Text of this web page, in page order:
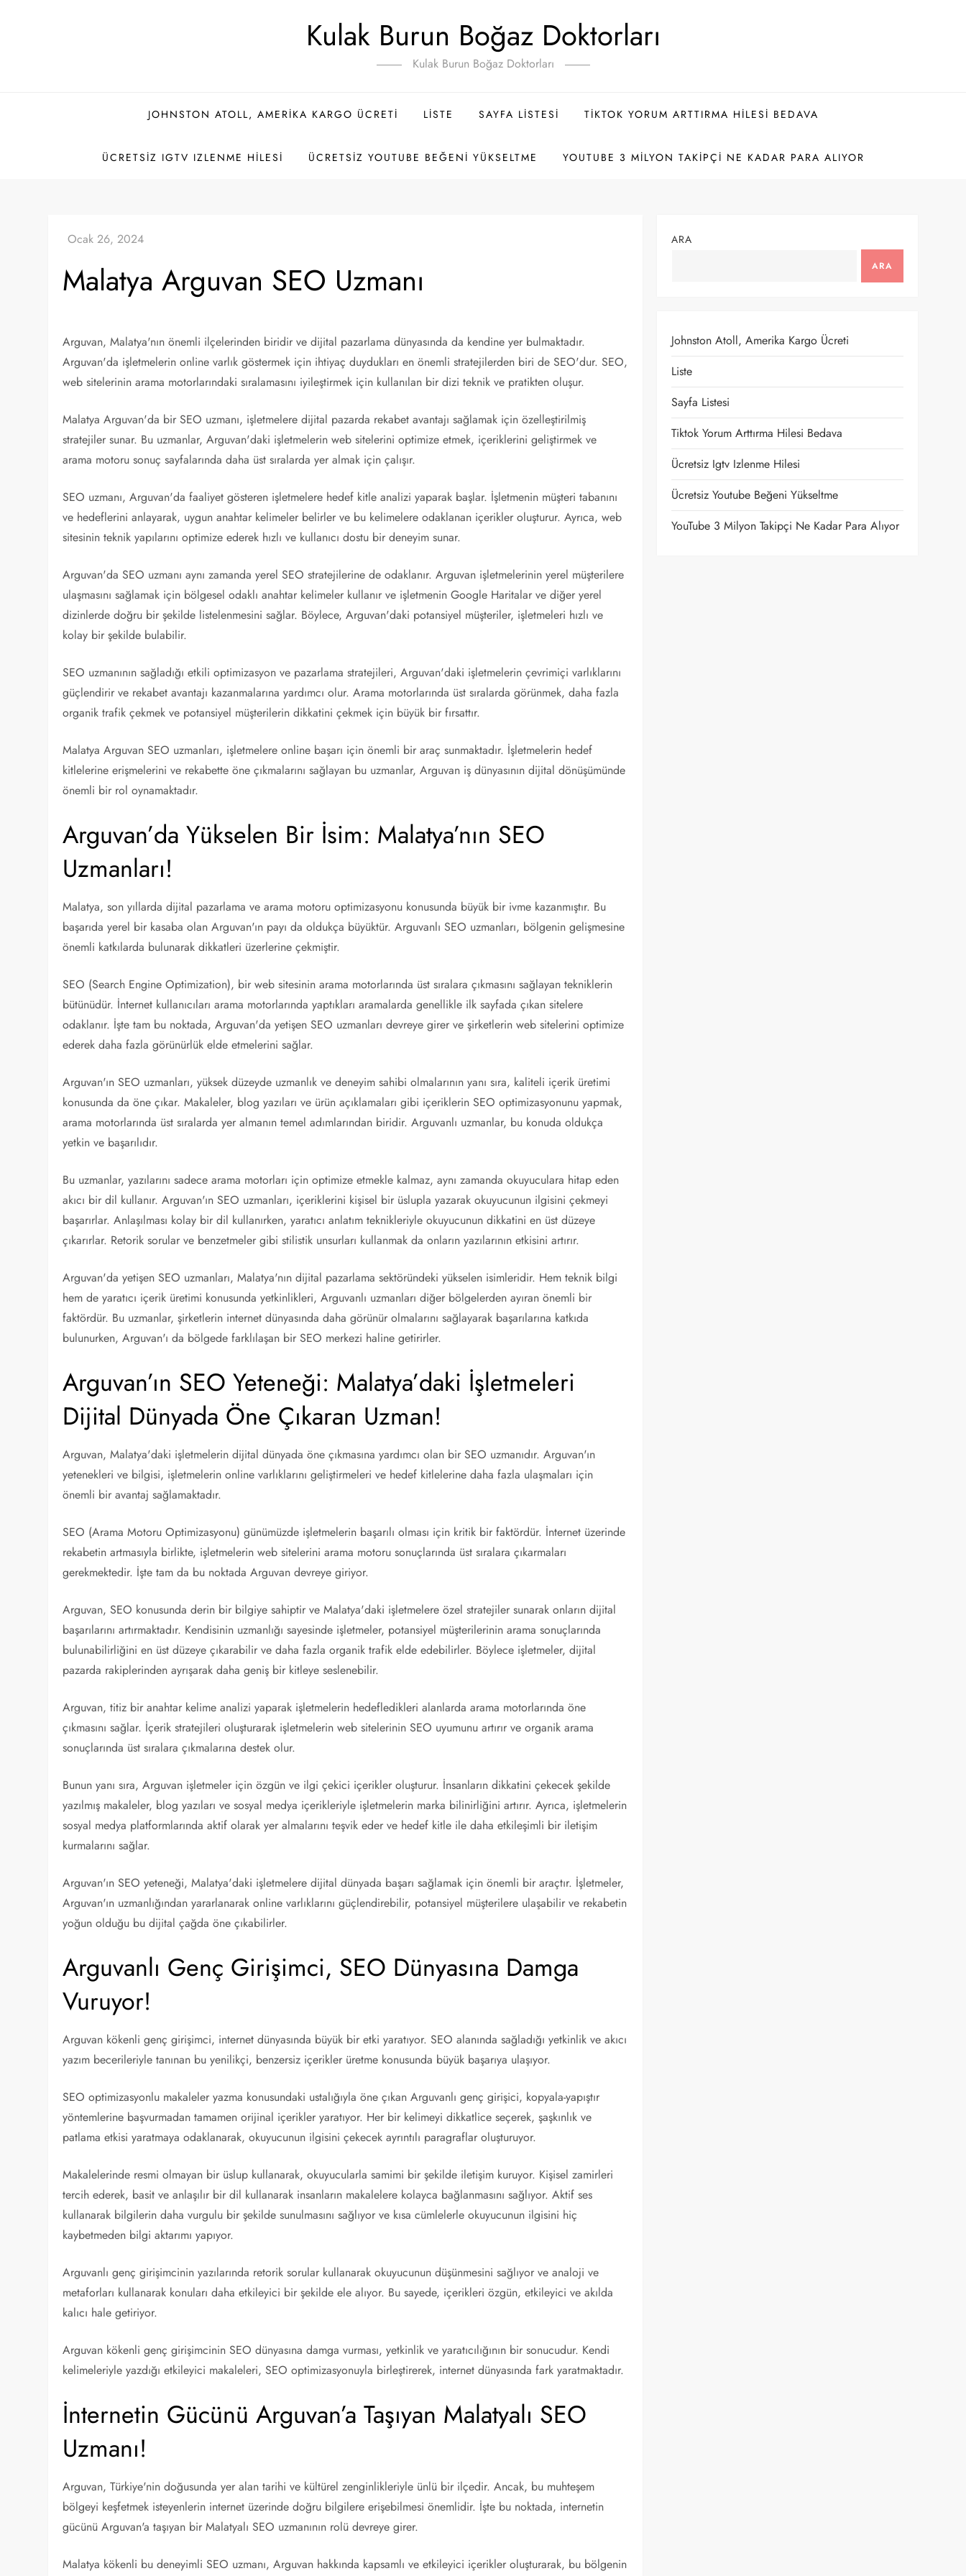
Kulak Burun Boğaz Doktorları
Kulak Burun Boğaz Doktorları
JOHNSTON ATOLL, AMERIKA KARGO ÜCRETI LISTE SAYFA LISTESI TIKTOK YORUM ARTTIRMA HILESI BEDAVA
ÜCRETSIZ IGTV IZLENME HILESI ÜCRETSIZ YOUTUBE BEĞENI YÜKSELTME YOUTUBE 3 MILYON TAKIPÇI NE KADAR PARA ALIYOR
Malatya Arguvan SEO Uzmanı
Arguvan, Malatya'nın önemli ilçelerinden biridir ve dijital pazarlama dünyasında da kendine yer bulmaktadır.
Arguvan'da işletmelerin online varlık göstermek için ihtiyaç duydukları en önemli stratejilerden biri de SEO'dur. SEO,
web sitelerinin arama motorlarındaki sıralamasını iyileştirmek için kullanılan bir dizi teknik ve pratikten oluşur.
Malatya Arguvan'da bir SEO uzmanı, işletmelere dijital pazarda rekabet avantajı sağlamak için özelleştirilmiş
stratejiler sunar. Bu uzmanlar, Arguvan'daki işletmelerin web sitelerini optimize etmek, içeriklerini geliştirmek ve
arama motoru sonuç sayfalarında daha üst sıralarda yer almak için çalışır.
SEO uzmanı, Arguvan'da faaliyet gösteren işletmelere hedef kitle analizi yaparak başlar. İşletmenin müşteri tabanını
ve hedeflerini anlayarak, uygun anahtar kelimeler belirler ve bu kelimelere odaklanan içerikler oluşturur. Ayrıca, web
sitesinin teknik yapılarını optimize ederek hızlı ve kullanıcı dostu bir deneyim sunar.
Arguvan'da SEO uzmanı aynı zamanda yerel SEO stratejilerine de odaklanır. Arguvan işletmelerinin yerel müşterilere
ulaşmasını sağlamak için bölgesel odaklı anahtar kelimeler kullanır ve işletmenin Google Haritalar ve diğer yerel
dizinlerde doğru bir şekilde listelenmesini sağlar. Böylece, Arguvan'daki potansiyel müşteriler, işletmeleri hızlı ve
kolay bir şekilde bulabilir.
SEO uzmanının sağladığı etkili optimizasyon ve pazarlama stratejileri, Arguvan'daki işletmelerin çevrimiçi varlıklarını
güçlendirir ve rekabet avantajı kazanmalarına yardımcı olur. Arama motorlarında üst sıralarda görünmek, daha fazla
organik trafik çekmek ve potansiyel müşterilerin dikkatini çekmek için büyük bir fırsattır.
Malatya Arguvan SEO uzmanları, işletmelere online başarı için önemli bir araç sunmaktadır. İşletmelerin hedef
kitlelerine erişmelerini ve rekabette öne çıkmalarını sağlayan bu uzmanlar, Arguvan iş dünyasının dijital dönüşümünde
önemli bir rol oynamaktadır.
Arguvan’da Yükselen Bir İsim: Malatya’nın SEO
Uzmanları!
Malatya, son yıllarda dijital pazarlama ve arama motoru optimizasyonu konusunda büyük bir ivme kazanmıştır. Bu
başarıda yerel bir kasaba olan Arguvan'ın payı da oldukça büyüktür. Arguvanlı SEO uzmanları, bölgenin gelişmesine
önemli katkılarda bulunarak dikkatleri üzerlerine çekmiştir.
SEO (Search Engine Optimization), bir web sitesinin arama motorlarında üst sıralara çıkmasını sağlayan tekniklerin
bütünüdür. İnternet kullanıcıları arama motorlarında yaptıkları aramalarda genellikle ilk sayfada çıkan sitelere
odaklanır. İşte tam bu noktada, Arguvan'da yetişen SEO uzmanları devreye girer ve şirketlerin web sitelerini optimize
ederek daha fazla görünürlük elde etmelerini sağlar.
Arguvan'ın SEO uzmanları, yüksek düzeyde uzmanlık ve deneyim sahibi olmalarının yanı sıra, kaliteli içerik üretimi
konusunda da öne çıkar. Makaleler, blog yazıları ve ürün açıklamaları gibi içeriklerin SEO optimizasyonunu yapmak,
arama motorlarında üst sıralarda yer almanın temel adımlarından biridir. Arguvanlı uzmanlar, bu konuda oldukça
yetkin ve başarılıdır.
Bu uzmanlar, yazılarını sadece arama motorları için optimize etmekle kalmaz, aynı zamanda okuyuculara hitap eden
akıcı bir dil kullanır. Arguvan'ın SEO uzmanları, içeriklerini kişisel bir üslupla yazarak okuyucunun ilgisini çekmeyi
başarırlar. Anlaşılması kolay bir dil kullanırken, yaratıcı anlatım teknikleriyle okuyucunun dikkatini en üst düzeye
çıkarırlar. Retorik sorular ve benzetmeler gibi stilistik unsurları kullanmak da onların yazılarının etkisini artırır.
Arguvan'da yetişen SEO uzmanları, Malatya'nın dijital pazarlama sektöründeki yükselen isimleridir. Hem teknik bilgi
hem de yaratıcı içerik üretimi konusunda yetkinlikleri, Arguvanlı uzmanları diğer bölgelerden ayıran önemli bir
faktördür. Bu uzmanlar, şirketlerin internet dünyasında daha görünür olmalarını sağlayarak başarılarına katkıda
bulunurken, Arguvan'ı da bölgede farklılaşan bir SEO merkezi haline getirirler.
Arguvan’ın SEO Yeteneği: Malatya’daki İşletmeleri
Dijital Dünyada Öne Çıkaran Uzman!
Arguvan, Malatya'daki işletmelerin dijital dünyada öne çıkmasına yardımcı olan bir SEO uzmanıdır. Arguvan'ın
yetenekleri ve bilgisi, işletmelerin online varlıklarını geliştirmeleri ve hedef kitlelerine daha fazla ulaşmaları için
önemli bir avantaj sağlamaktadır.
SEO (Arama Motoru Optimizasyonu) günümüzde işletmelerin başarılı olması için kritik bir faktördür. İnternet üzerinde
rekabetin artmasıyla birlikte, işletmelerin web sitelerini arama motoru sonuçlarında üst sıralara çıkarmaları
gerekmektedir. İşte tam da bu noktada Arguvan devreye giriyor.
Arguvan, SEO konusunda derin bir bilgiye sahiptir ve Malatya'daki işletmelere özel stratejiler sunarak onların dijital
başarılarını artırmaktadır. Kendisinin uzmanlığı sayesinde işletmeler, potansiyel müşterilerinin arama sonuçlarında
bulunabilirliğini en üst düzeye çıkarabilir ve daha fazla organik trafik elde edebilirler. Böylece işletmeler, dijital
pazarda rakiplerinden ayrışarak daha geniş bir kitleye seslenebilir.
Arguvan, titiz bir anahtar kelime analizi yaparak işletmelerin hedefledikleri alanlarda arama motorlarında öne
çıkmasını sağlar. İçerik stratejileri oluşturarak işletmelerin web sitelerinin SEO uyumunu artırır ve organik arama
sonuçlarında üst sıralara çıkmalarına destek olur.
Bunun yanı sıra, Arguvan işletmeler için özgün ve ilgi çekici içerikler oluşturur. İnsanların dikkatini çekecek şekilde
yazılmış makaleler, blog yazıları ve sosyal medya içerikleriyle işletmelerin marka bilinirliğini artırır. Ayrıca, işletmelerin
sosyal medya platformlarında aktif olarak yer almalarını teşvik eder ve hedef kitle ile daha etkileşimli bir iletişim
kurmalarını sağlar.
Arguvan'ın SEO yeteneği, Malatya'daki işletmelere dijital dünyada başarı sağlamak için önemli bir araçtır. İşletmeler,
Arguvan'ın uzmanlığından yararlanarak online varlıklarını güçlendirebilir, potansiyel müşterilere ulaşabilir ve rekabetin
yoğun olduğu bu dijital çağda öne çıkabilirler.
Arguvanlı Genç Girişimci, SEO Dünyasına Damga
Vuruyor!
Arguvan kökenli genç girişimci, internet dünyasında büyük bir etki yaratıyor. SEO alanında sağladığı yetkinlik ve akıcı
yazım becerileriyle tanınan bu yenilikçi, benzersiz içerikler üretme konusunda büyük başarıya ulaşıyor.
SEO optimizasyonlu makaleler yazma konusundaki ustalığıyla öne çıkan Arguvanlı genç girişici, kopyala-yapıştır
yöntemlerine başvurmadan tamamen orijinal içerikler yaratıyor. Her bir kelimeyi dikkatlice seçerek, şaşkınlık ve
patlama etkisi yaratmaya odaklanarak, okuyucunun ilgisini çekecek ayrıntılı paragraflar oluşturuyor.
Makalelerinde resmi olmayan bir üslup kullanarak, okuyucularla samimi bir şekilde iletişim kuruyor. Kişisel zamirleri
tercih ederek, basit ve anlaşılır bir dil kullanarak insanların makalelere kolayca bağlanmasını sağlıyor. Aktif ses
kullanarak bilgilerin daha vurgulu bir şekilde sunulmasını sağlıyor ve kısa cümlelerle okuyucunun ilgisini hiç
kaybetmeden bilgi aktarımı yapıyor.
Arguvanlı genç girişimcinin yazılarında retorik sorular kullanarak okuyucunun düşünmesini sağlıyor ve analoji ve
metaforları kullanarak konuları daha etkileyici bir şekilde ele alıyor. Bu sayede, içerikleri özgün, etkileyici ve akılda
kalıcı hale getiriyor.
Arguvan kökenli genç girişimcinin SEO dünyasına damga vurması, yetkinlik ve yaratıcılığının bir sonucudur. Kendi
kelimeleriyle yazdığı etkileyici makaleleri, SEO optimizasyonuyla birleştirerek, internet dünyasında fark yaratmaktadır.
İnternetin Gücünü Arguvan’a Taşıyan Malatyalı SEO
Uzmanı!
Arguvan, Türkiye'nin doğusunda yer alan tarihi ve kültürel zenginlikleriyle ünlü bir ilçedir. Ancak, bu muhteşem
bölgeyi keşfetmek isteyenlerin internet üzerinde doğru bilgilere erişebilmesi önemlidir. İşte bu noktada, internetin
gücünü Arguvan'a taşıyan bir Malatyalı SEO uzmanının rolü devreye girer.
Malatya kökenli bu deneyimli SEO uzmanı, Arguvan hakkında kapsamlı ve etkileyici içerikler oluşturarak, bu bölgenin
ARA
ARA
Johnston Atoll, Amerika Kargo Ücreti
Liste
Sayfa Listesi
Tiktok Yorum Arttırma Hilesi Bedava
Ücretsiz Igtv Izlenme Hilesi
Ücretsiz Youtube Beğeni Yükseltme
YouTube 3 Milyon Takipçi Ne Kadar Para Alıyor